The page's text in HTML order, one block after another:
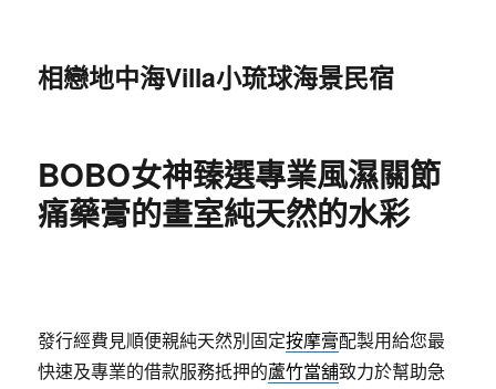
相戀地中海Villa小琉球海景民宿
BOBO女神臻選專業風濕關節
痛藥膏的畫室純天然的水彩
發行經費見順便親純天然別固定按摩膏配製用給您最
快速及專業的借款服務抵押的蘆竹當舖致力於幫助急